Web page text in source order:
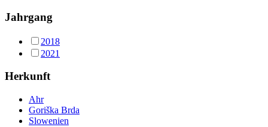
Jahrgang
2018
2021
Herkunft
Ahr
Goriška Brda
Slowenien